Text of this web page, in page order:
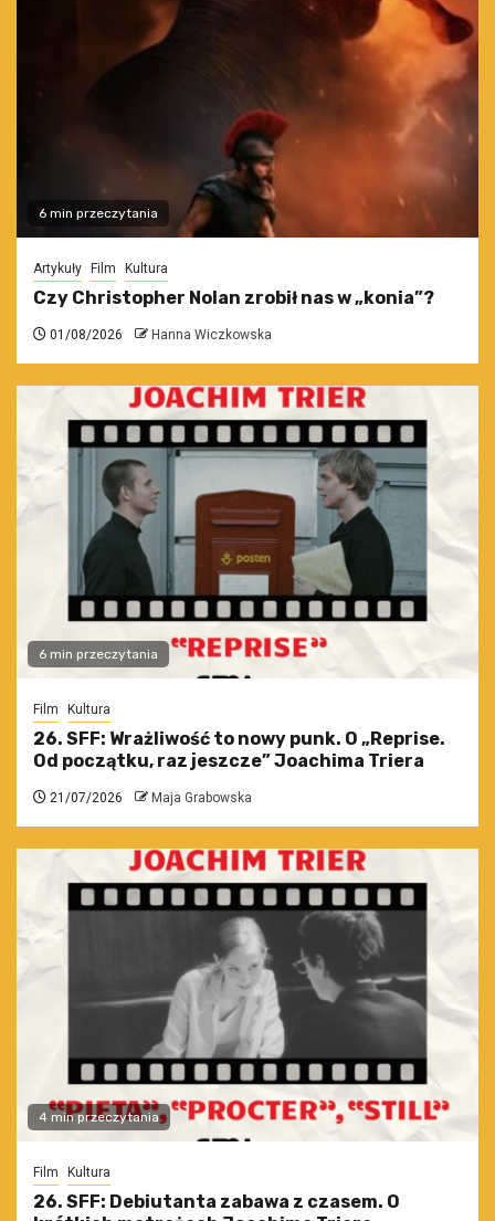
6 min przeczytania
Artykuły Film Kultura
Czy Christopher Nolan zrobił nas w „konia”?
01/08/2026 Hanna Wiczkowska
6 min przeczytania
Film Kultura
26. SFF: Wrażliwość to nowy punk. O „Reprise.
Od początku, raz jeszcze” Joachima Triera
21/07/2026 Maja Grabowska
4 min przeczytania
Film Kultura
26. SFF: Debiutanta zabawa z czasem. O